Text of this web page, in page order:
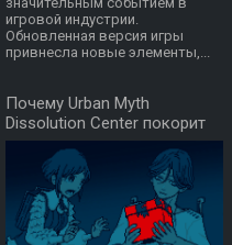
игровой индустрии.
Обновленная версия игры
привнесла новые элементы,...
Почему Urban Myth
Dissolution Center покорит
ваше сердце